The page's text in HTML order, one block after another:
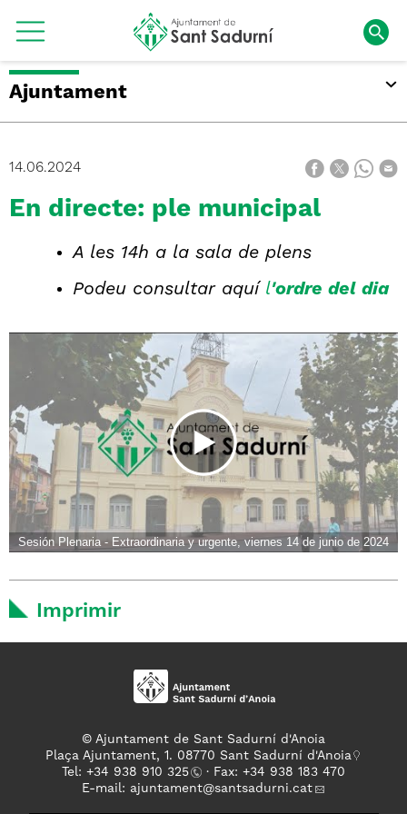
Ajuntament
14.06.2024
En directe: ple municipal
A les 14h a la sala de plens
Podeu consultar aquí l'ordre del dia
Sesión Plenaria - Extraordinaria y urgente, viernes 14 de junio de 2024
Imprimir
© Ajuntament de Sant Sadurní d'Anoia
Plaça Ajuntament, 1. 08770 Sant Sadurní d'Anoia
Tel: +34 938 910 325
· Fax: +34 938 183 470
E-mail: ajuntament@santsadurni.cat